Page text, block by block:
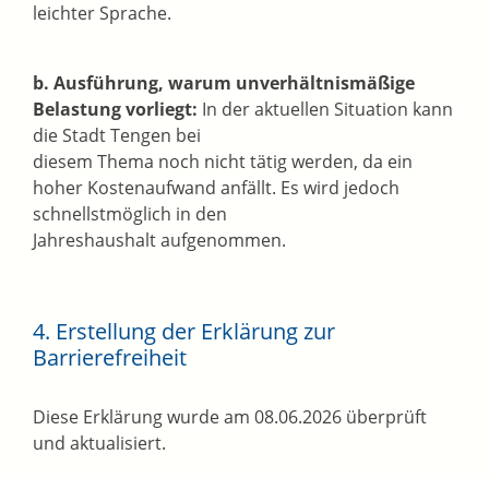
leichter Sprache.
b. Ausführung, warum unverhältnismäßige
Belastung vorliegt: In der aktuellen Situation kann
die Stadt Tengen bei
diesem Thema noch nicht tätig werden, da ein
hoher Kostenaufwand anfällt. Es wird jedoch
schnellstmöglich in den
Jahreshaushalt aufgenommen.
4. Erstellung der Erklärung zur
Barrierefreiheit
Diese Erklärung wurde am 08.06.2026 überprüft
und aktualisiert.